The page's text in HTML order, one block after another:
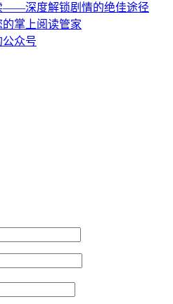
——深度解锁剧情的绝佳途径
掌上阅读管家
众号